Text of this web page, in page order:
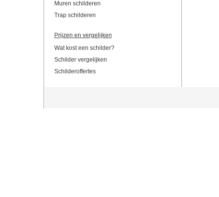
Muren schilderen
Trap schilderen
Prijzen en vergelijken
Wat kost een schilder?
Schilder vergelijken
Schilderoffertes